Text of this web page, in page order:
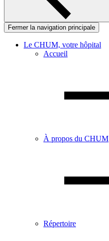
Fermer la navigation principale
Le CHUM, votre hôpital
Accueil
À propos du CHUM
Répertoire